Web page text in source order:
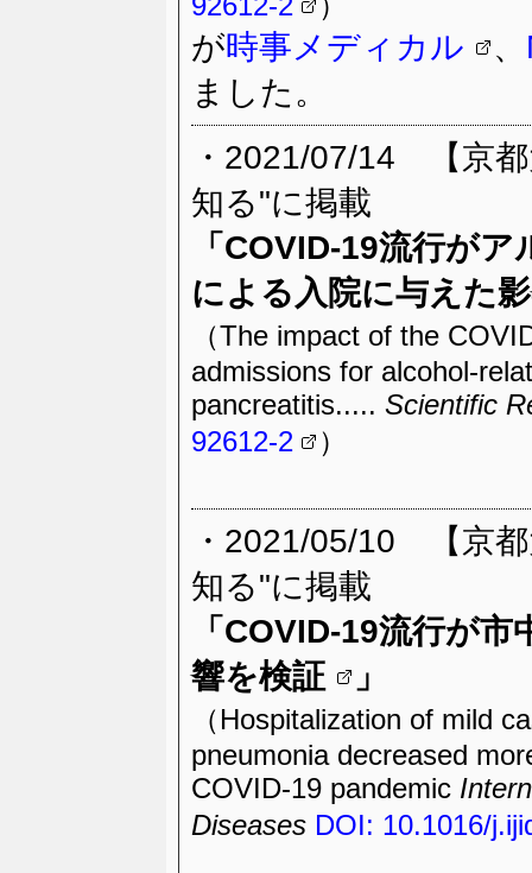
が時事メディカル 、
ました。
・2021/07/14 【京
知る"に掲載
「 COVID-19流行がア
による入院に与えた
（The impact of the
admissions for alcohol-
pancreatitis..... Scientific
92612-2
）
・2021/05/10 【京
知る"に掲載
「 COVID-19流行が市
響を検証
」
（Hospitalization of mild
pneumonia decreased
COVID-19 pandemic
Diseases DOI: 10.1016/